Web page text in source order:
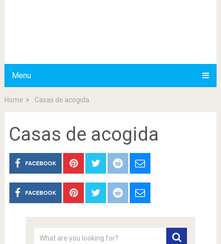
Menu
Home Casas de acogida
Casas de acogida
FACEBOOK
FACEBOOK